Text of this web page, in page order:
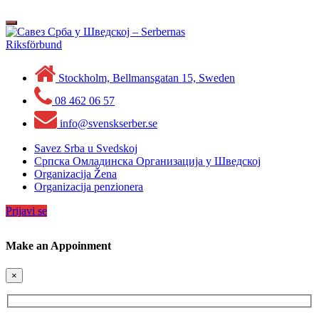
to
content
Toggle
navigation
Stockholm, Bellmansgatan 15, Sweden
08 462 06 57
info@svenskserber.se
Savez Srba u Svedskoj
Српска Омладинска Организација у Шведској
Organizacija Žena
Organizacija penzionera
Prijavi se
Make an Appoinment
×